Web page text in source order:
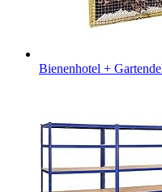
Bienenhotel +